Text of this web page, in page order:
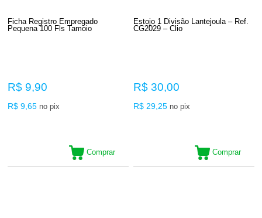
Ficha Registro Empregado
Pequena 100 Fls Tamoio
R$ 9,90
R$ 9,65 no pix
Comprar
Estojo 1 Divisão Lantejoula – Ref.
CG2029 – Clio
R$ 30,00
R$ 29,25 no pix
Comprar